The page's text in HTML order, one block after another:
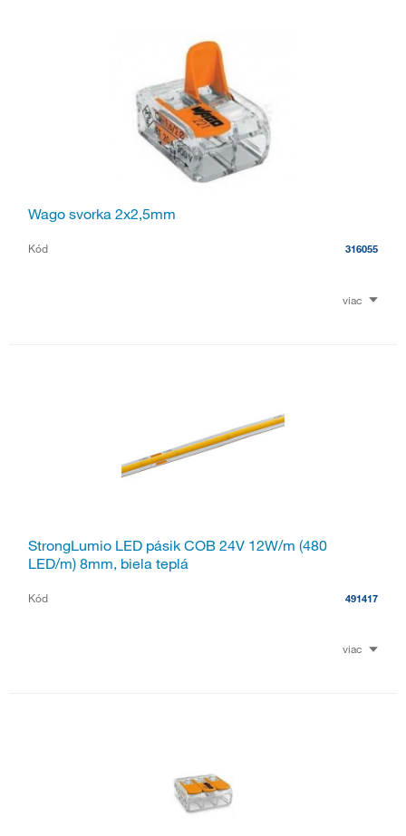
Wago svorka 2x2,5mm
Kód 316055
viac
StrongLumio LED pásik COB 24V 12W/m (480
LED/m) 8mm, biela teplá
Kód 491417
viac